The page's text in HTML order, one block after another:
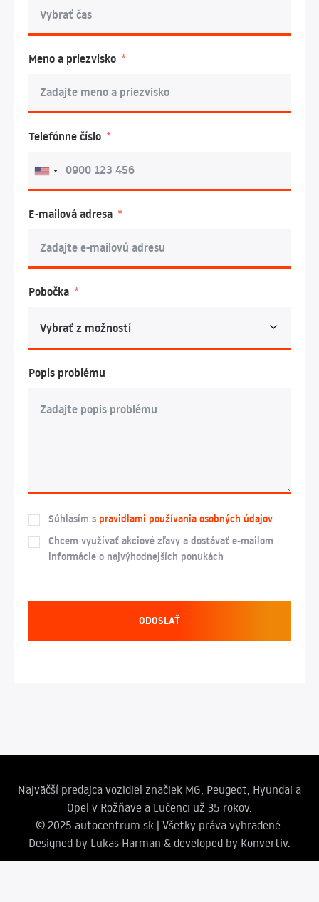
Meno a priezvisko
Telefónne číslo
E-mailová adresa
Pobočka
Popis problému
Súhlasím s pravidlami používania osobných údajov
Chcem využívať akciové zľavy a dostávať e-mailom
informácie o najvýhodnejších ponukách
ODOSLAŤ
Najväčší predajca vozidiel značiek MG, Peugeot, Hyundai a
Opel v Rožňave a Lučenci už 35 rokov.
© 2025 autocentrum.sk | Všetky práva vyhradené.
Designed by Lukas Harman & developed by Konvertiv.